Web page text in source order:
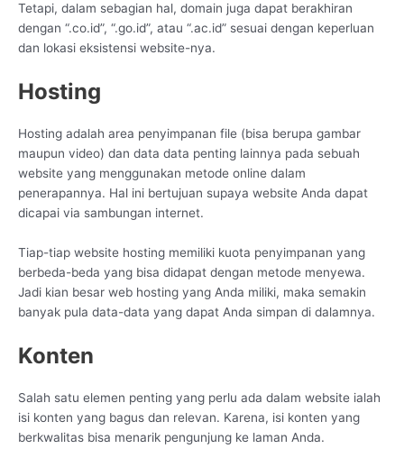
Tetapi, dalam sebagian hal, domain juga dapat berakhiran
dengan “.co.id”, “.go.id”, atau “.ac.id” sesuai dengan keperluan
dan lokasi eksistensi website-nya.
Hosting
Hosting adalah area penyimpanan file (bisa berupa gambar
maupun video) dan data data penting lainnya pada sebuah
website yang menggunakan metode online dalam
penerapannya. Hal ini bertujuan supaya website Anda dapat
dicapai via sambungan internet.
Tiap-tiap website hosting memiliki kuota penyimpanan yang
berbeda-beda yang bisa didapat dengan metode menyewa.
Jadi kian besar web hosting yang Anda miliki, maka semakin
banyak pula data-data yang dapat Anda simpan di dalamnya.
Konten
Salah satu elemen penting yang perlu ada dalam website ialah
isi konten yang bagus dan relevan. Karena, isi konten yang
berkwalitas bisa menarik pengunjung ke laman Anda.